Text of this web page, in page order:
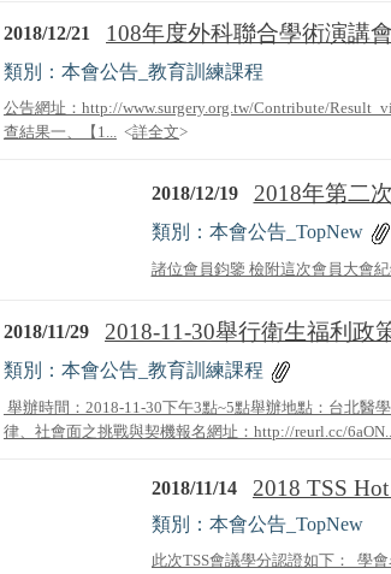
2018/12/21 108年度外科聯合學術演講
類別：本會公告_教育訓練課程
公告網址：http://www.surgery.org.tw/Contribute/
查結果一、【1... <詳全文>
2018/12/19 2018年第二
類別：本會公告_TopNew
諸位會員鈞鑒 檢附這次會員大會
2018/11/29 2018-11-30舉行衛生福利政
類別：本會公告_教育訓練課程
舉辦時間：2018-11-30下午3點~5點舉辦地點：台北醫
律、社會面之挑戰與契機報名網址：http://reurl.cc/
2018/11/14 2018 TSS
類別：本會公告_TopNew
此次TSS會議學分認證如下： 學